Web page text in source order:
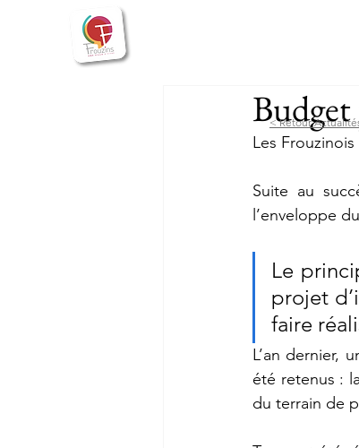
Les
Suite au
l’enveloppe
Le
projet
faire
L’an dernier,
été retenus :
du terrain de
< Retour